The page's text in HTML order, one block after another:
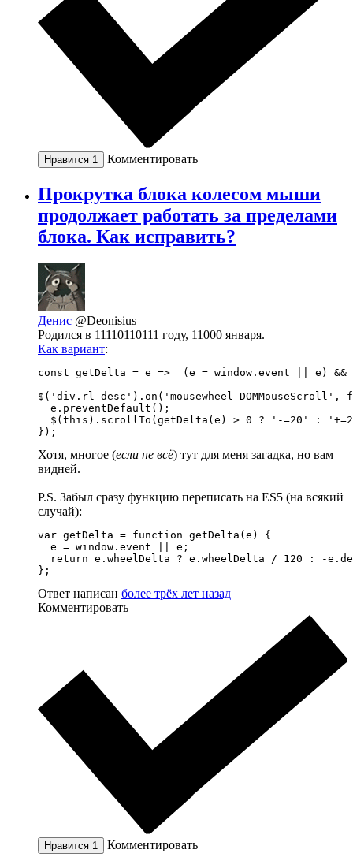
Нравится 1 Комментировать
Прокрутка блока колесом мыши
продолжает работать за пределами
блока. Как исправить?
Денис @Deonisius
Родился в 11110110111 году, 11000 января.
Как вариант:
const getDelta = e =>  (e = window.event || e)
$('div.rl-desc').on('mousewheel
  e.preventDefault();
$(this).scrollTo(getDelta(e) > 0 ? '-=20' :
});
Хотя, многое (если не всё) тут для меня загадка, но вам
видней.
P.S. Забыл сразу функцию переписать на ES5 (на всякий
случай):
var getDelta = function getDelta(e) {
  e = window.event || e;
return e.wheelDelta ? e.wheelDelta / 120 : -
};
Ответ написан более трёх лет назад
Комментировать
Нравится 1 Комментировать